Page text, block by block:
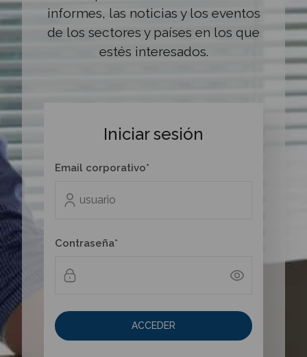
informes, las noticias y los eventos
de los sectores y países en los que
estés interesados.
Iniciar sesión
Email corporativo*
Contraseña*
ACCEDER